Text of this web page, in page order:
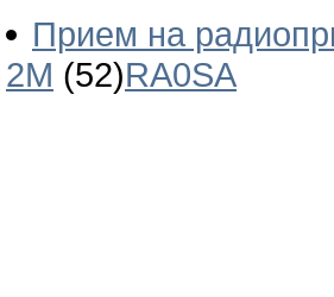
Прием на
2М (52)RA0SA